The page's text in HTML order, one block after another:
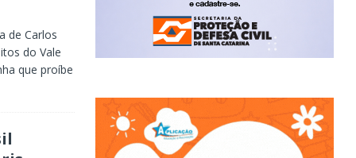
de Carlos
do Vale
que proíbe